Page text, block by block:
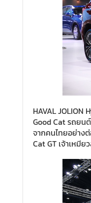
HAVAL JOLION
Good Cat รถยน
จากคนไทยอย่าง
Cat GT เจ้าเหมี